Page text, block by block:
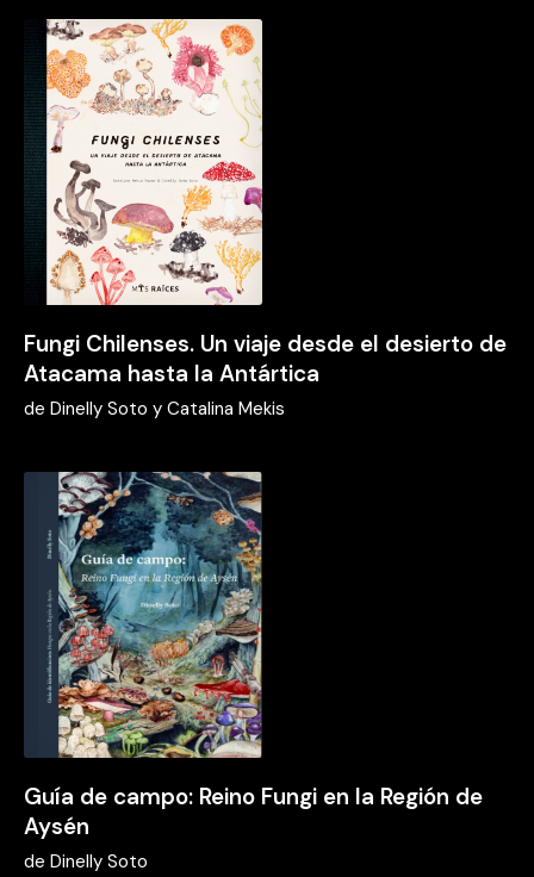
Fungi Chilenses. Un viaje desde el desierto de
Atacama hasta la Antártica
de Dinelly Soto y Catalina Mekis
Guía de campo: Reino Fungi en la Región de
Aysén
de Dinelly Soto